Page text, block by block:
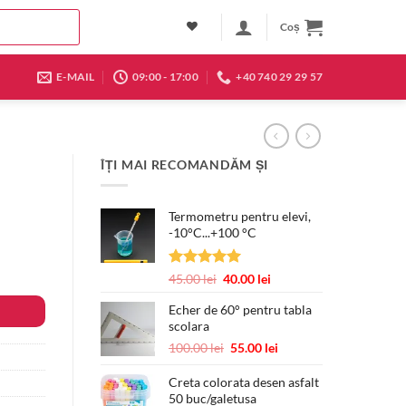
Coș
E-MAIL 09:00 - 17:00 +40 740 29 29 57
ÎȚI MAI RECOMANDĂM ȘI
Termometru pentru elevi,
-10°C...+100 °C
Evaluat la
45.00lei Prețul
a
45.00 lei.
40.00 lei
este:
Echer de 60° pentru tabla
scolara
100.00lei Prețul
a
fost:
55.00 lei
este:
Creta colorata desen asfalt
50 buc/galetusa